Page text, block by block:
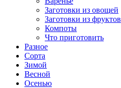
Заготовки из овощей
Заготовки из фруктов
Компоты
Что приготовить
Разное
Сорта
Зимой
Весной
Осенью